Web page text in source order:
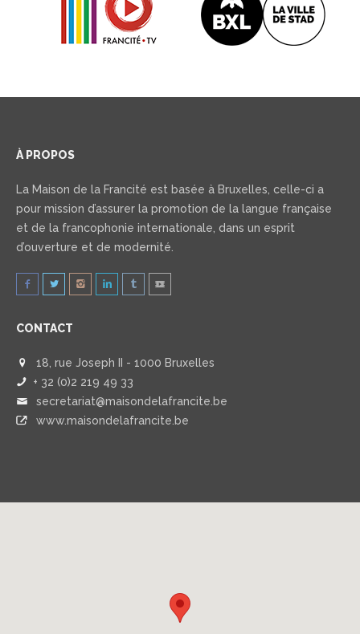
À PROPOS
La Maison de la Francité est basée à Bruxelles, celle-ci a
pour mission d’assurer la promotion de la langue française
et de la francophonie internationale, dans un esprit
d’ouverture et de modernité.
CONTACT
18, rue Joseph II - 1000 Bruxelles
+ 32 (0)2 219 49 33
secretariat@maisondelafrancite.be
www.maisondelafrancite.be